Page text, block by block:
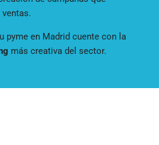
ventas.
pyme en Madrid cuente con la
más creativa del sector.